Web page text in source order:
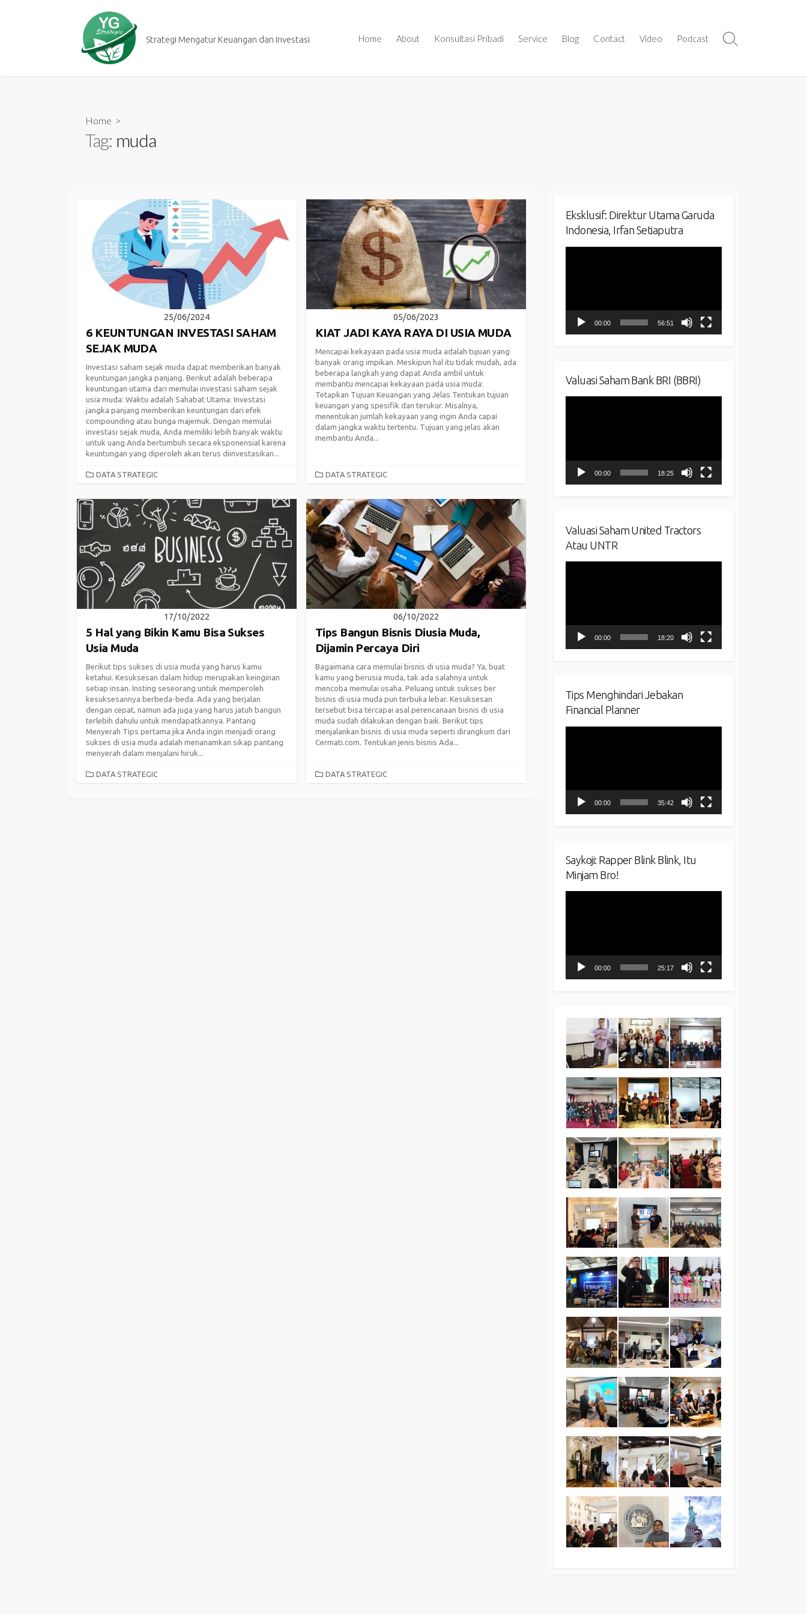
Strategi Mengatur Keuangan dan Investasi Home About Konsultasi Pribadi Service Blog Contact Video Podcast
Search
Home >
Tag: muda
25/06/2024
6 KEUNTUNGAN INVESTASI SAHAM
SEJAK MUDA
Investasi saham sejak muda dapat memberikan banyak
keuntungan jangka panjang. Berikut adalah beberapa
keuntungan utama dari memulai investasi saham sejak
usia muda: Waktu adalah Sahabat Utama: Investasi
jangka panjang memberikan keuntungan dari efek
compounding atau bunga majemuk. Dengan memulai
investasi sejak muda, Anda memiliki lebih banyak waktu
untuk uang Anda bertumbuh secara eksponensial karena
keuntungan yang diperoleh akan terus diinvestasikan...
CATEGORIES
DATA STRATEGIC
05/06/2023
KIAT JADI KAYA RAYA DI USIA MUDA
Mencapai kekayaan pada usia muda adalah tujuan yang
banyak orang impikan. Meskipun hal itu tidak mudah, ada
beberapa langkah yang dapat Anda ambil untuk
membantu mencapai kekayaan pada usia muda:
Tetapkan Tujuan Keuangan yang Jelas Tentukan tujuan
keuangan yang spesifik dan terukur. Misalnya,
menentukan jumlah kekayaan yang ingin Anda capai
dalam jangka waktu tertentu. Tujuan yang jelas akan
membantu Anda...
CATEGORIES
DATA STRATEGIC
17/10/2022
5 Hal yang Bikin Kamu Bisa Sukses
Usia Muda
Berikut tips sukses di usia muda yang harus kamu
ketahui. Kesuksesan dalam hidup merupakan keinginan
setiap insan. Insting seseorang untuk memperoleh
kesuksesannya berbeda-beda. Ada yang berjalan
dengan cepat, namun ada juga yang harus jatuh bangun
terlebih dahulu untuk mendapatkannya. Pantang
Menyerah Tips pertama jika Anda ingin menjadi orang
sukses di usia muda adalah menanamkan sikap pantang
menyerah dalam menjalani hiruk...
CATEGORIES
DATA STRATEGIC
06/10/2022
Tips Bangun Bisnis Diusia Muda,
Dijamin Percaya Diri
Bagaimana cara memulai bisnis di usia muda? Ya, buat
kamu yang berusia muda, tak ada salahnya untuk
mencoba memulai usaha. Peluang untuk sukses ber
bisnis di usia muda pun terbuka lebar. Kesuksesan
tersebut bisa tercapai asal perencanaan bisnis di usia
muda sudah dilakukan dengan baik. Berikut tips
menjalankan bisnis di usia muda seperti dirangkum dari
Cermati.com. Tentukan jenis bisnis Ada...
CATEGORIES
DATA STRATEGIC
Eksklusif: Direktur Utama Garuda
Indonesia, Irfan Setiaputra
00:00 56:51
Valuasi Saham Bank BRI (BBRI)
00:00 18:25
Valuasi Saham United Tractors
Atau UNTR
00:00 18:20
Tips Menghindari Jebakan
Financial Planner
00:00 35:42
Saykoji: Rapper Blink Blink, Itu
Minjam Bro!
00:00 25:17